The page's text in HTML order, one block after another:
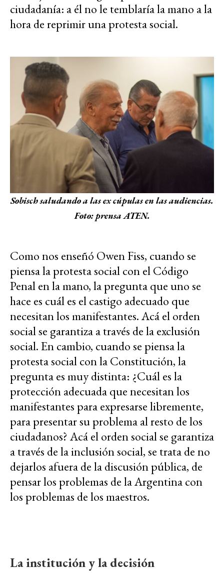
ciudadanía: a él no le temblaría la mano a la
hora de reprimir una protesta social.
Sobisch saludando a las ex cúpulas en las audiencias.
Foto: prensa ATEN.
Como nos enseñó Owen Fiss, cuando se
piensa la protesta social con el Código
Penal en la mano, la pregunta que uno se
hace es cuál es el castigo adecuado que
necesitan los manifestantes. Acá el orden
social se garantiza a través de la exclusión
social. En cambio, cuando se piensa la
protesta social con la Constitución, la
pregunta es muy distinta: ¿Cuál es la
protección adecuada que necesitan los
manifestantes para expresarse libremente,
para presentar su problema al resto de los
ciudadanos? Acá el orden social se garantiza
a través de la inclusión social, se trata de no
dejarlos afuera de la discusión pública, de
pensar los problemas de la Argentina con
los problemas de los maestros.
La institución y la decisión